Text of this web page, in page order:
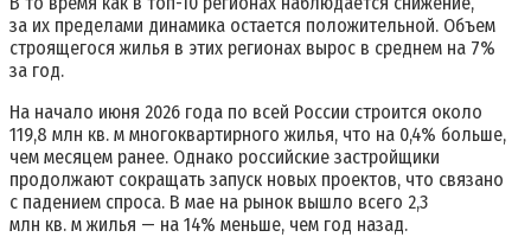
за их пределами динамика остается положительной. Объем
строящегося жилья в этих регионах вырос в среднем на 7%
за год.
На начало июня 2026 года по всей России строится около
119,8 млн кв. м многоквартирного жилья, что на 0,4% больше,
чем месяцем ранее. Однако российские застройщики
продолжают сокращать запуск новых проектов, что связано
с падением спроса. В мае на рынок вышло всего 2,3
млн кв. м жилья — на 14% меньше, чем год назад.